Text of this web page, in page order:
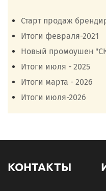
Старт продаж
Итоги февраля-2021
Новый промоушен
Итоги июля - 2025
Итоги марта - 2026
Итоги июля-2026
КОНТАКТЫ